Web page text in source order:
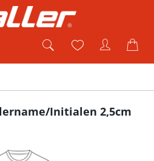
Initialen 2,5cm